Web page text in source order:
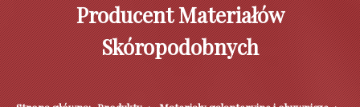
Producent Materiałów
Skóropodobnych